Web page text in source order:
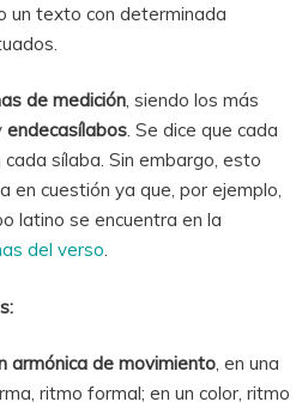
un texto con determinada
de medición, siendo los más
endecasílabos. Se dice que cada
sílaba. Sin embargo, esto
cuestión ya que, por ejemplo,
latino se encuentra en la
del verso.
armónica de movimiento, en una
ritmo formal; en un color, ritmo